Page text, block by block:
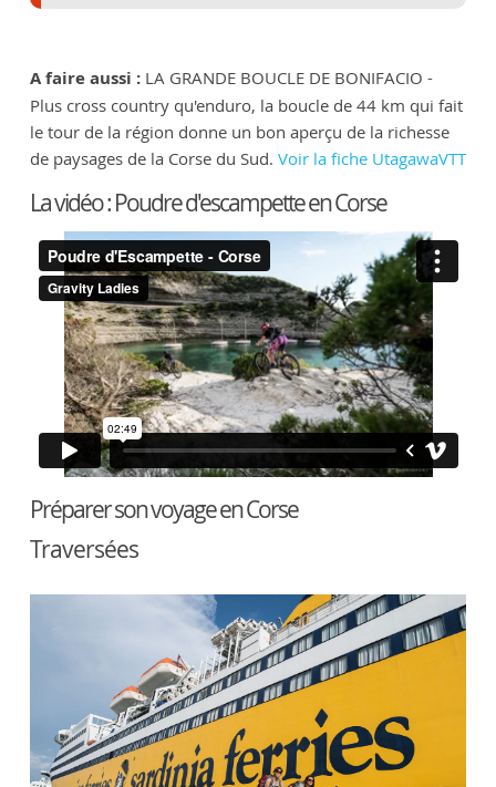
A faire aussi :LA GRANDE BOUCLE DE BONIFACIO -
Plus cross country qu'enduro, la boucle de 44 km qui fait
le tour de la région donne un bon aperçu de la richesse
de paysages de la Corse du Sud. Voir la fiche UtagawaVTT
La vidéo : Poudre d'escampette en Corse
Préparer son voyage en Corse
Traversées